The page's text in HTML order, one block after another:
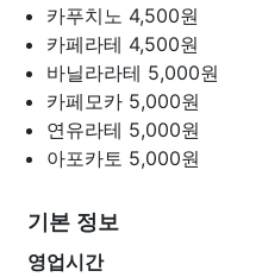
카푸치노 4,500원
카페라테 4,500원
바닐라라테 5,000원
카페모카 5,000원
연유라테 5,000원
아포카토 5,000원
기본 정보
영업시간